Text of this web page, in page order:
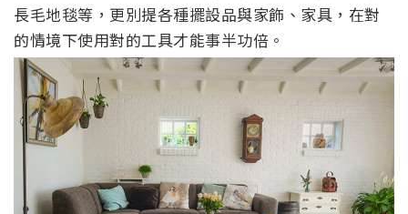
長毛地毯等，更別提各種擺設品與家飾、家具，在對
的情境下使用對的工具才能事半功倍。